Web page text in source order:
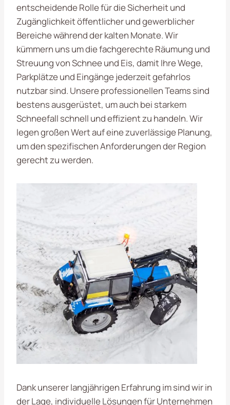
entscheidende Rolle für die Sicherheit und
Zugänglichkeit öffentlicher und gewerblicher
Bereiche während der kalten Monate. Wir
kümmern uns um die fachgerechte Räumung und
Streuung von Schnee und Eis, damit Ihre Wege,
Parkplätze und Eingänge jederzeit gefahrlos
nutzbar sind. Unsere professionellen Teams sind
bestens ausgerüstet, um auch bei starkem
Schneefall schnell und effizient zu handeln. Wir
legen großen Wert auf eine zuverlässige Planung,
um den spezifischen Anforderungen der Region
gerecht zu werden.
Dank unserer langjährigen Erfahrung imsind wir in
der Lage, individuelle Lösungen für Unternehmen